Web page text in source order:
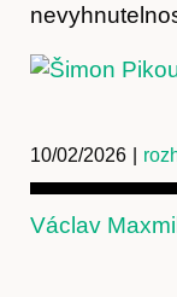
10/02/2026
Václav